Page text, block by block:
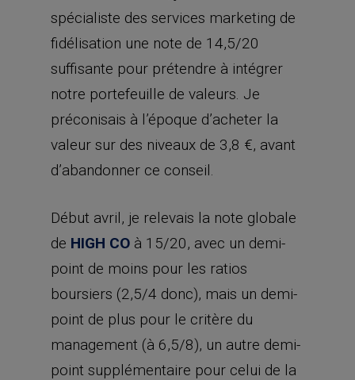
spécialiste des services marketing de
fidélisation une note de 14,5/20
suffisante pour prétendre à intégrer
notre portefeuille de valeurs. Je
préconisais à l’époque d’acheter la
valeur sur des niveaux de 3,8 €, avant
d’abandonner ce conseil.
Début avril, je relevais la note globale
de HIGH CO à 15/20, avec un demi-
point de moins pour les ratios
boursiers (2,5/4 donc), mais un demi-
point de plus pour le critère du
management (à 6,5/8), un autre demi-
point supplémentaire pour celui de la